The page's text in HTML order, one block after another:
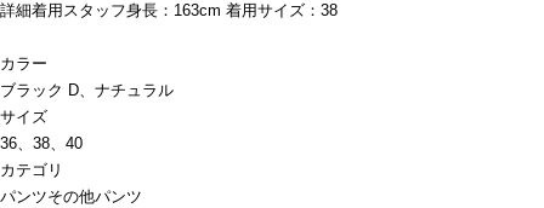
詳細着用スタッフ身長：163cm 着用サイズ：38
カラー
ブラック D、ナチュラル
サイズ
36、38、40
カテゴリ
パンツその他パンツ